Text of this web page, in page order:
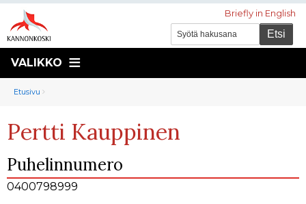
Briefly in English
VALIKKO
Murupolku
You
here:
Etusivu
Pertti Kauppinen
Puhelinnumero
0400798999